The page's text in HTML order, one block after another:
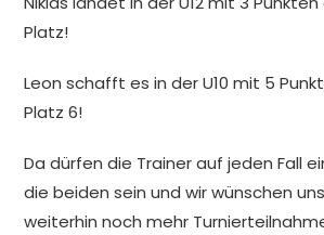
Platz!
Leon schafft es in der U10 mit 5
Platz 6!
Da dürfen die Trainer auf jeden Fall
die beiden sein und wir wünschen
weiterhin noch mehr